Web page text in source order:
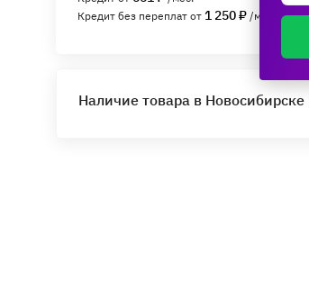
Кредит без переплат от 1 250 ₽ /мес.
Наличие товара в Новосибирске